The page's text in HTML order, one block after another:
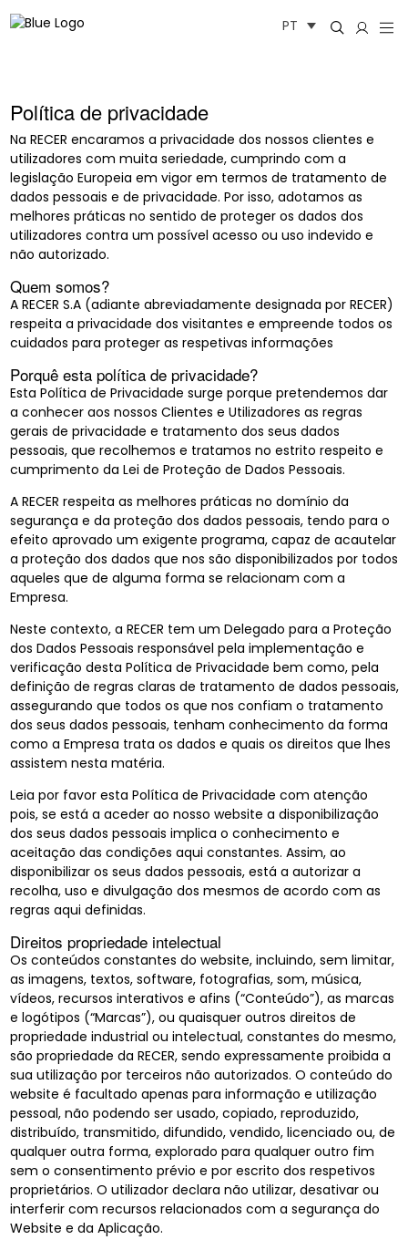
para
PT
Política de privacidade
Na RECER encaramos a privacidade dos nossos clientes e
utilizadores com muita seriedade, cumprindo com a
legislação Europeia em vigor em termos de tratamento de
dados pessoais e de privacidade. Por isso, adotamos as
melhores práticas no sentido de proteger os dados dos
utilizadores contra um possível acesso ou uso indevido e
não autorizado.
Quem somos?
A RECER S.A (adiante abreviadamente designada por RECER)
respeita a privacidade dos visitantes e empreende todos os
cuidados para proteger as respetivas informações
Porquê esta política de privacidade?
Esta Política de Privacidade surge porque pretendemos dar
a conhecer aos nossos Clientes e Utilizadores as regras
gerais de privacidade e tratamento dos seus dados
pessoais, que recolhemos e tratamos no estrito respeito e
cumprimento da Lei de Proteção de Dados Pessoais.
A RECER respeita as melhores práticas no domínio da
segurança e da proteção dos dados pessoais, tendo para o
efeito aprovado um exigente programa, capaz de acautelar
a proteção dos dados que nos são disponibilizados por todos
aqueles que de alguma forma se relacionam com a
Empresa.
Neste contexto, a RECER tem um Delegado para a Proteção
dos Dados Pessoais responsável pela implementação e
verificação desta Política de Privacidade bem como, pela
definição de regras claras de tratamento de dados pessoais,
assegurando que todos os que nos confiam o tratamento
dos seus dados pessoais, tenham conhecimento da forma
como a Empresa trata os dados e quais os direitos que lhes
assistem nesta matéria.
Leia por favor esta Política de Privacidade com atenção
pois, se está a aceder ao nosso website a disponibilização
dos seus dados pessoais implica o conhecimento e
aceitação das condições aqui constantes. Assim, ao
disponibilizar os seus dados pessoais, está a autorizar a
recolha, uso e divulgação dos mesmos de acordo com as
regras aqui definidas.
Direitos propriedade intelectual
Os conteúdos constantes do website, incluindo, sem limitar,
as imagens, textos, software, fotografias, som, música,
vídeos, recursos interativos e afins (“Conteúdo”), as marcas
e logótipos (“Marcas”), ou quaisquer outros direitos de
propriedade industrial ou intelectual, constantes do mesmo,
são propriedade da RECER, sendo expressamente proibida a
sua utilização por terceiros não autorizados. O conteúdo do
website é facultado apenas para informação e utilização
pessoal, não podendo ser usado, copiado, reproduzido,
distribuído, transmitido, difundido, vendido, licenciado ou, de
qualquer outra forma, explorado para qualquer outro fim
sem o consentimento prévio e por escrito dos respetivos
proprietários. O utilizador declara não utilizar, desativar ou
interferir com recursos relacionados com a segurança do
Website e da Aplicação.